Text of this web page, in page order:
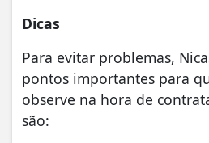
Dicas
Para evitar problemas,
pontos importantes para
observe na hora de
são: